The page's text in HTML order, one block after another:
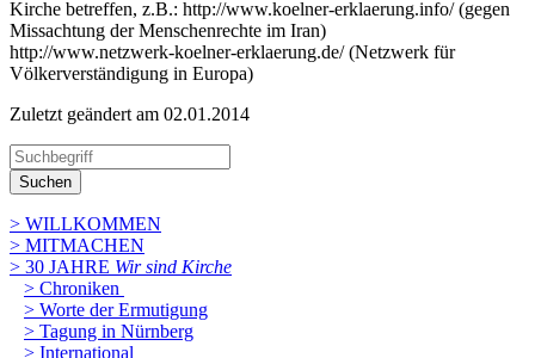
Kirche betreffen, z.B.: http://www.koelner-erklaerung.info/ (gegen
Missachtung der Menschenrechte im Iran)
http://www.netzwerk-koelner-erklaerung.de/ (Netzwerk für
Völkerverständigung in Europa)
Zuletzt geändert am 02­.01.2014
Suchen
> WILLKOMMEN
> MITMACHEN
> 30 JAHRE Wir sind Kirche
> Chroniken
> Worte der Ermutigung
> Tagung in Nürnberg
> International